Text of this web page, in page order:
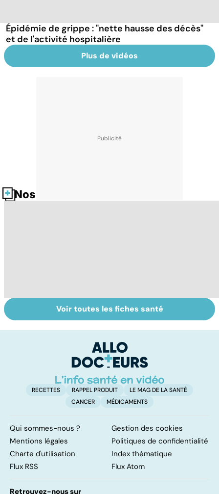
Épidémie de grippe : "nette hausse des décès"
et de l'activité hospitalière
Plus de vidéos
Nos fiches santé
La tuberculose
pulmonaire
Staphylocoque
doré : une
surveillance
Voir toutes les fiches santé
RECETTES RAPPEL PRODUIT
LE MAG DE LA SANTÉ
CANCER
MÉDICAMENTS
Qui sommes-nous ?
Gestion des cookies
Mentions légales
Politiques de confidentialité
Charte d'utilisation
Index thématique
Flux RSS
Flux Atom
Retrouvez-nous sur